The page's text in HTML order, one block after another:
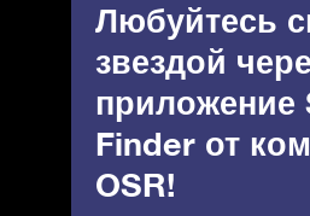
Любуйтесь
звездой
приложение
Finder от
OSR!